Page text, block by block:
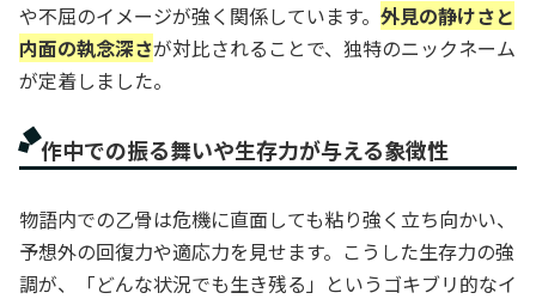
や不屈のイメージが強く関係しています。 外見の静けさと
内面の執念深さが対比されることで、独特のニックネーム
が定着しました。
作中での振る舞いや生存力が与える象徴性
物語内での乙骨は危機に直面しても粘り強く立ち向かい、
予想外の回復力や適応力を見せます。こうした生存力の強
調が、「どんな状況でも生き残る」というゴキブリ的なイ